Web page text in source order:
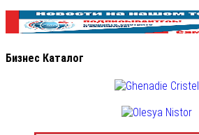
Бизнес Каталог